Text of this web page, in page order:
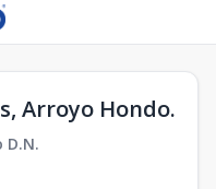
Arroyo Hondo.
D.N.
- eXp Realty